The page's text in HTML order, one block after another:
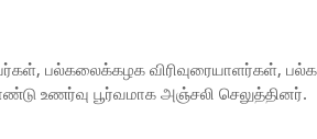
பல்கலைக்கழக விரிவுரையாளர்கள்,
உணர்வு பூர்வமாக அஞ்சலி செலுத்தினர்.